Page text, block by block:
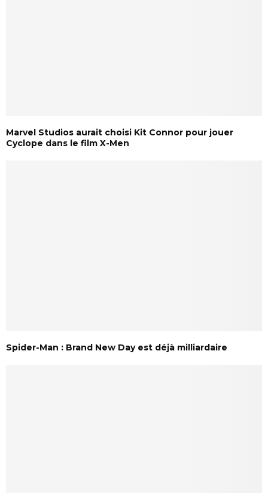
Marvel Studios aurait choisi Kit Connor pour jouer
Cyclope dans le film X-Men
Spider-Man : Brand New Day est déjà milliardaire